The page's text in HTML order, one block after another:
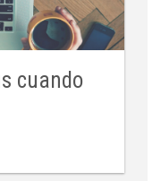
cuando